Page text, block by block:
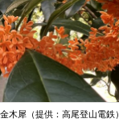
木犀（提供：高尾登山電鉄）